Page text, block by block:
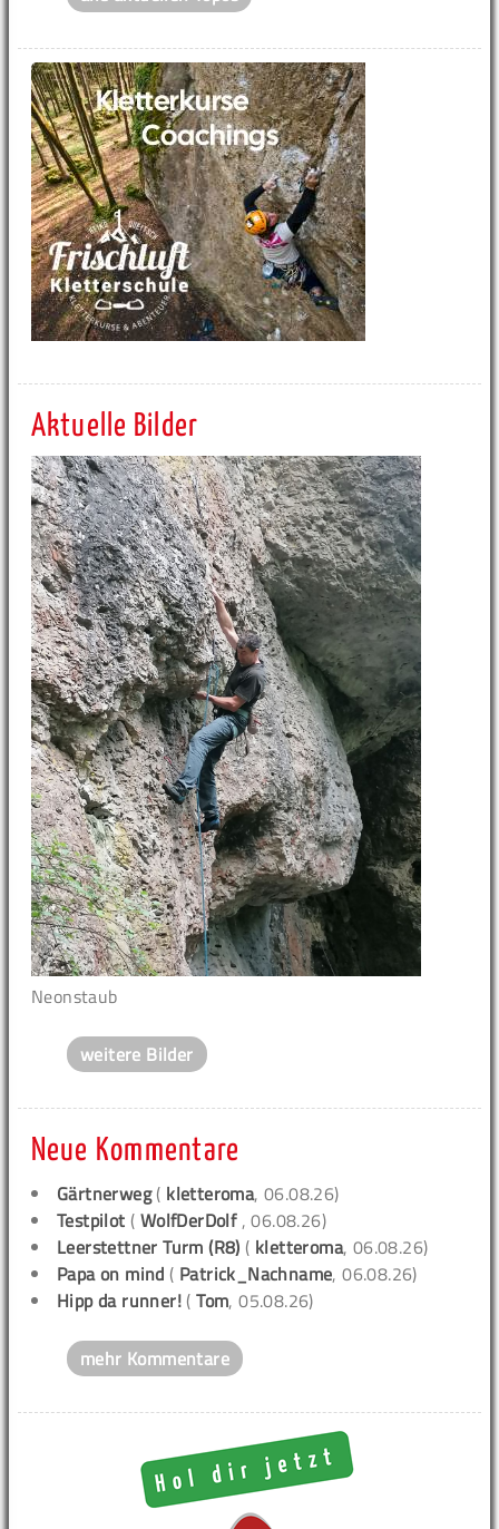
Aktuelle Bilder
Neonstaub
weitere Bilder
Neue Kommentare
Gärtnerweg( kletteroma, 06.08.26)
Testpilot ( WolfDerDolf , 06.08.26)
Leerstettner Turm (R8) ( kletteroma, 06.08.26)
Papa on mind ( Patrick_Nachname, 06.08.26)
Hipp da runner! (Tom, 05.08.26)
mehr Kommentare